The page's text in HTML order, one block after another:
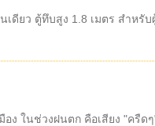
ดียว ตู้ทึบสูง 1.8 เมตร สำห
ในช่วงฝนตก คือเสียง "ครื